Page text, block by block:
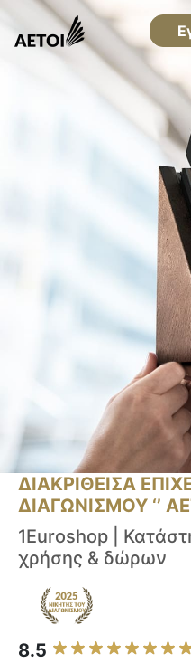
ΔΙΑΚΡΙΘΕΙΣΑ
ΔΙΑΓΩΝΙΣΜΟΥ ‘’
1Euroshop |
χρήσης & δώρων
8.5